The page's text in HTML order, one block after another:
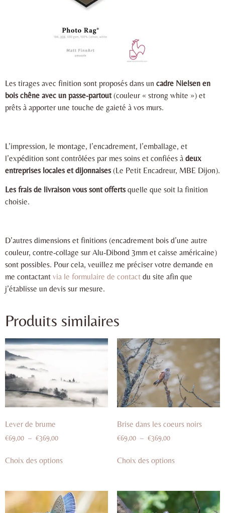
Les tirages avec finition sont proposés dans un cadre Nielsen en
bois chêne avec un passe-partout(couleur « strong white ») et
prêts à apporter une touche de gaieté à vos murs.
L’impression, le montage, l’encadrement, l’emballage, et
l’expédition sont contrôlées par mes soins et confiées à deux
entreprises locales et dijonnaises (Le Petit Encadreur, MBE Dijon).
Les frais de livraison vous sont offerts quelle que soit la finition
choisie.
D’autres dimensions et finitions (encadrement bois d’une autre
couleur, contre-collage sur Alu-Dibond 3mm et caisse américaine)
sont possibles. Pour cela, veuillez me préciser votre demande en
me contactant via le formulaire de contact du site afin que
j’établisse un devis sur mesure.
Produits similaires
Lever de brume
€69,00 – €369,00
Choix des options
Brise dans les coeurs noirs
€69,00 – €369,00
Choix des options